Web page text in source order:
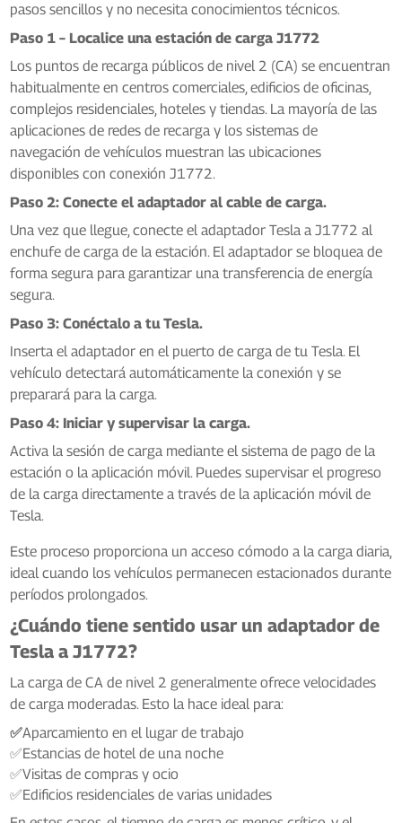
pasos sencillos y no necesita conocimientos técnicos.
Paso 1 – Localice una estación de carga J1772
Los puntos de recarga públicos de nivel 2 (CA) se encuentran
habitualmente en centros comerciales, edificios de oficinas,
complejos residenciales, hoteles y tiendas. La mayoría de las
aplicaciones de redes de recarga y los sistemas de
navegación de vehículos muestran las ubicaciones
disponibles con conexión J1772.
Paso 2: Conecte el adaptador al cable de carga.
Una vez que llegue, conecte el adaptador Tesla a J1772 al
enchufe de carga de la estación. El adaptador se bloquea de
forma segura para garantizar una transferencia de energía
segura.
Paso 3: Conéctalo a tu Tesla.
Inserta el adaptador en el puerto de carga de tu Tesla. El
vehículo detectará automáticamente la conexión y se
preparará para la carga.
Paso 4: Iniciar y supervisar la carga.
Activa la sesión de carga mediante el sistema de pago de la
estación o la aplicación móvil. Puedes supervisar el progreso
de la carga directamente a través de la aplicación móvil de
Tesla.
Este proceso proporciona un acceso cómodo a la carga diaria,
ideal cuando los vehículos permanecen estacionados durante
períodos prolongados.
¿Cuándo tiene sentido usar un adaptador de
Tesla a J1772?
La carga de CA de nivel 2 generalmente ofrece velocidades
de carga moderadas. Esto la hace ideal para:
✅Aparcamiento en el lugar de trabajo
✅Estancias de hotel de una noche
✅Visitas de compras y ocio
✅Edificios residenciales de varias unidades